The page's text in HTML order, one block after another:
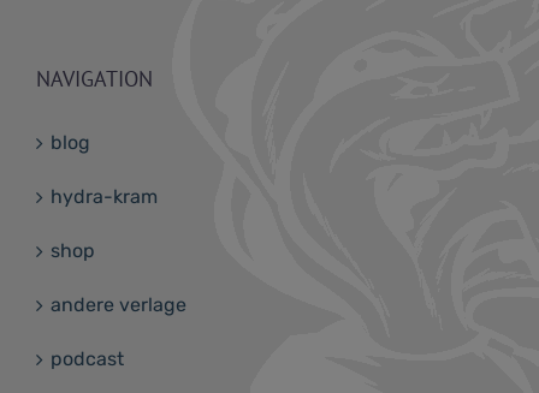
NAVIGATION
blog
hydra-kram
shop
andere verlage
podcast